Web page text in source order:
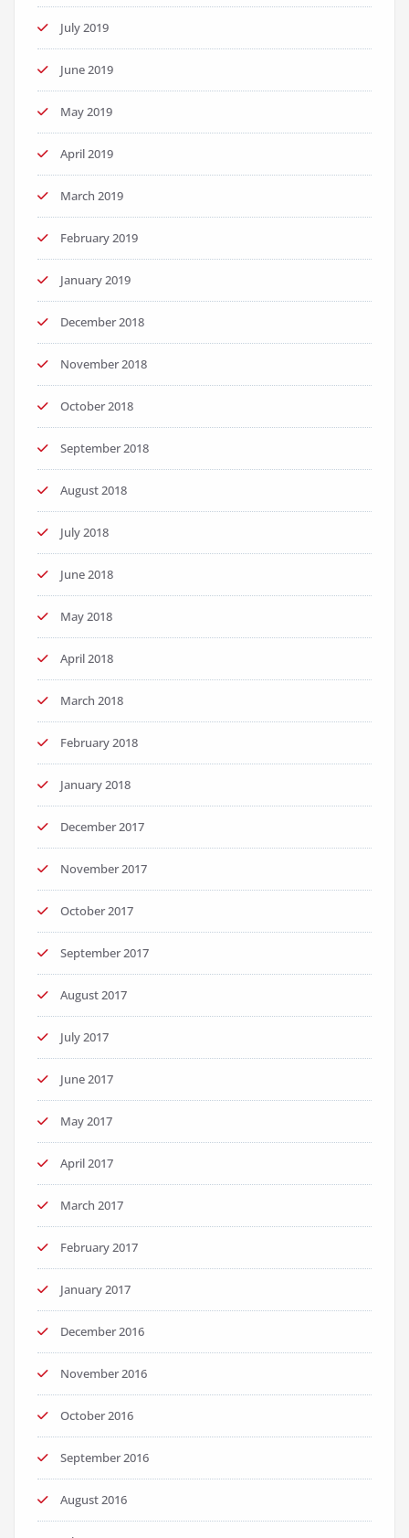
July 2019
June 2019
May 2019
April 2019
March 2019
February 2019
January 2019
December 2018
November 2018
October 2018
September 2018
August 2018
July 2018
June 2018
May 2018
April 2018
March 2018
February 2018
January 2018
December 2017
November 2017
October 2017
September 2017
August 2017
July 2017
June 2017
May 2017
April 2017
March 2017
February 2017
January 2017
December 2016
November 2016
October 2016
September 2016
August 2016